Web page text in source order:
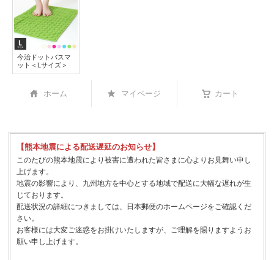
今治ドットバスマ
ット＜Lサイズ＞
ホーム マイページ カート
【熊本地震による配送遅延のお知らせ】
このたびの熊本地震により被害に遭われた皆さまに心よりお見舞い申し
上げます。
地震の影響により、九州地方を中心とする地域で配送に大幅な遅れが生
じております。
配送状況の詳細につきましては、日本郵便のホームページをご確認くだ
さい。
お客様には大変ご迷惑をお掛けいたしますが、ご理解を賜りますようお
願い申し上げます。